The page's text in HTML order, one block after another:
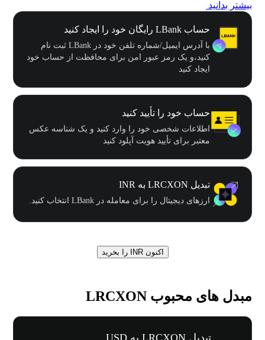
بیشتر بدانید
حساب LBank رایگان خود را ایجاد کنید
با آدرس ایمیل/شماره تلفن خود در LBank ثبت نام
کنید،و یک رمز عبور امن برای محافظت از حساب خود
ایجاد کنید
حساب خود را تأیید کنید
اطلاعات شخصی خود را وارد کنید و یک شناسه عکس
معتبر برای تأیید هویت آپلود کنید
تبدیل LRCXON به INR
ارزهای دیجیتال را برای معامله در LBank انتخاب کنید.
اکنون INR را بخرید
مبدل های محبوب LRCXON
تبدیل LRCXON به USD